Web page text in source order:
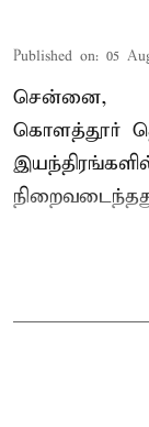
Published on: 05
சென்னை,
கொளத்தூர்